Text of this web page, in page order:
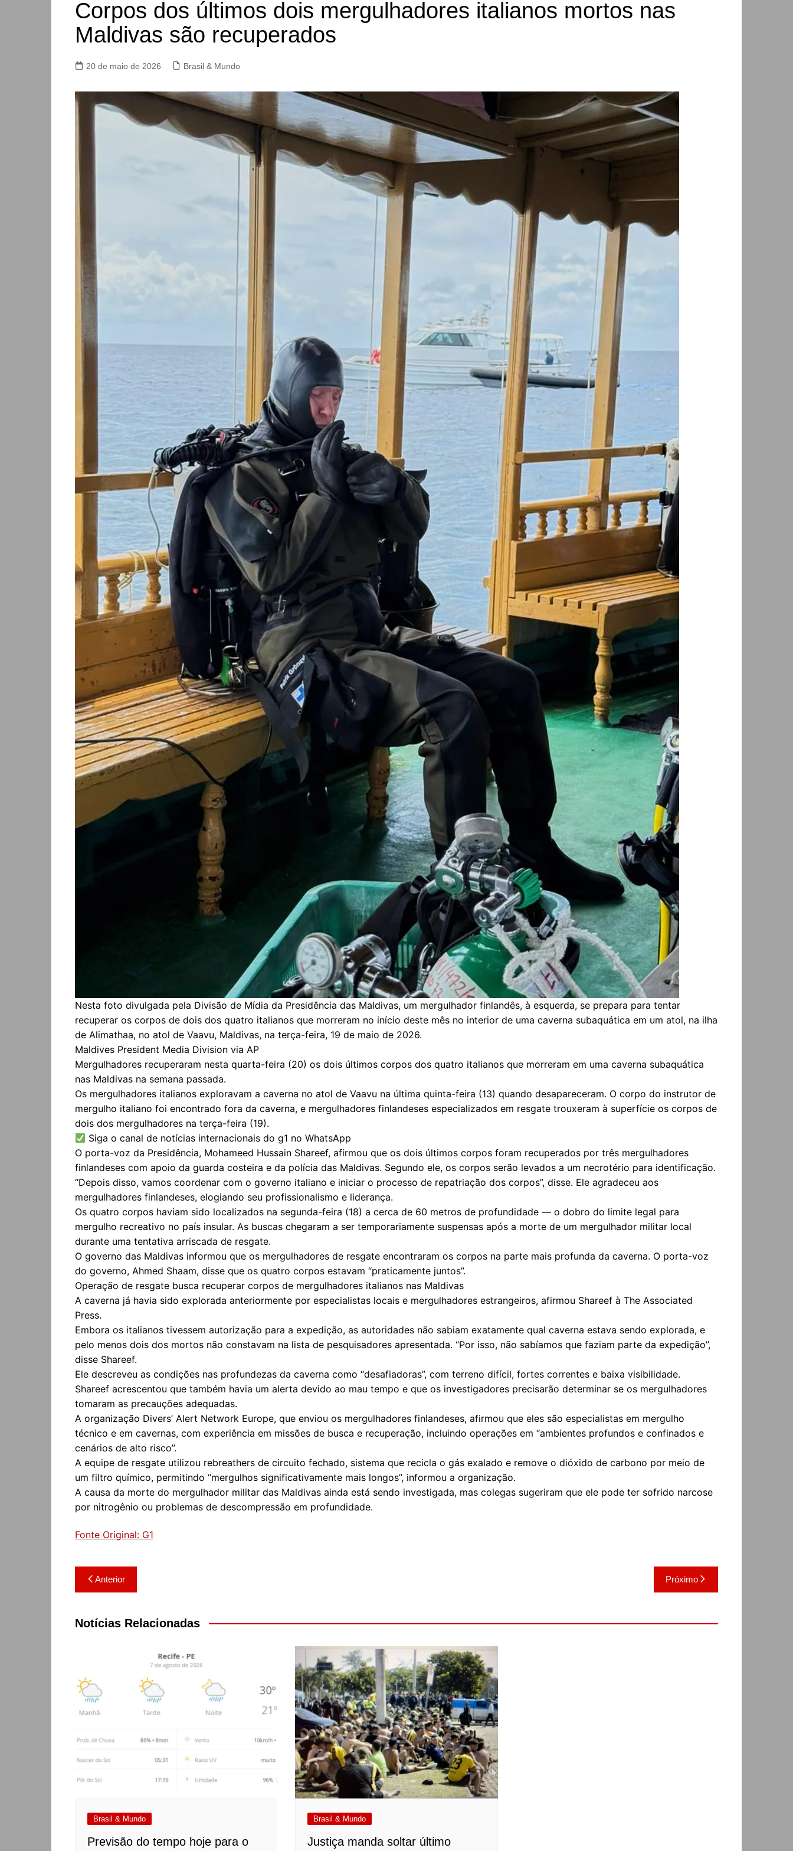
Corpos dos últimos dois mergulhadores italianos mortos nas
Maldivas são recuperados
20 de maio de 2026 Brasil & Mundo
Nesta foto divulgada pela Divisão de Mídia da Presidência das Maldivas, um mergulhador finlandês, à esquerda, se prepara para tentar
recuperar os corpos de dois dos quatro italianos que morreram no início deste mês no interior de uma caverna subaquática em um atol, na ilha
de Alimathaa, no atol de Vaavu, Maldivas, na terça-feira, 19 de maio de 2026.
Maldives President Media Division via AP
Mergulhadores recuperaram nesta quarta-feira (20) os dois últimos corpos dos quatro italianos que morreram em uma caverna subaquática
nas Maldivas na semana passada.
Os mergulhadores italianos exploravam a caverna no atol de Vaavu na última quinta-feira (13) quando desapareceram. O corpo do instrutor de
mergulho italiano foi encontrado fora da caverna, e mergulhadores finlandeses especializados em resgate trouxeram à superfície os corpos de
dois dos mergulhadores na terça-feira (19).
Siga o canal de notícias internacionais do g1 no WhatsApp
O porta-voz da Presidência, Mohameed Hussain Shareef, afirmou que os dois últimos corpos foram recuperados por três mergulhadores
finlandeses com apoio da guarda costeira e da polícia das Maldivas. Segundo ele, os corpos serão levados a um necrotério para identificação.
“Depois disso, vamos coordenar com o governo italiano e iniciar o processo de repatriação dos corpos”, disse. Ele agradeceu aos
mergulhadores finlandeses, elogiando seu profissionalismo e liderança.
Os quatro corpos haviam sido localizados na segunda-feira (18) a cerca de 60 metros de profundidade — o dobro do limite legal para
mergulho recreativo no país insular. As buscas chegaram a ser temporariamente suspensas após a morte de um mergulhador militar local
durante uma tentativa arriscada de resgate.
O governo das Maldivas informou que os mergulhadores de resgate encontraram os corpos na parte mais profunda da caverna. O porta-voz
do governo, Ahmed Shaam, disse que os quatro corpos estavam “praticamente juntos”.
Operação de resgate busca recuperar corpos de mergulhadores italianos nas Maldivas
A caverna já havia sido explorada anteriormente por especialistas locais e mergulhadores estrangeiros, afirmou Shareef à The Associated
Press.
Embora os italianos tivessem autorização para a expedição, as autoridades não sabiam exatamente qual caverna estava sendo explorada, e
pelo menos dois dos mortos não constavam na lista de pesquisadores apresentada. “Por isso, não sabíamos que faziam parte da expedição”,
disse Shareef.
Ele descreveu as condições nas profundezas da caverna como “desafiadoras”, com terreno difícil, fortes correntes e baixa visibilidade.
Shareef acrescentou que também havia um alerta devido ao mau tempo e que os investigadores precisarão determinar se os mergulhadores
tomaram as precauções adequadas.
A organização Divers’ Alert Network Europe, que enviou os mergulhadores finlandeses, afirmou que eles são especialistas em mergulho
técnico e em cavernas, com experiência em missões de busca e recuperação, incluindo operações em “ambientes profundos e confinados e
cenários de alto risco”.
A equipe de resgate utilizou rebreathers de circuito fechado, sistema que recicla o gás exalado e remove o dióxido de carbono por meio de
um filtro químico, permitindo “mergulhos significativamente mais longos”, informou a organização.
A causa da morte do mergulhador militar das Maldivas ainda está sendo investigada, mas colegas sugeriram que ele pode ter sofrido narcose
por nitrogênio ou problemas de descompressão em profundidade.
Fonte Original: G1
Navegação
de
Post
Anterior Próximo
Notícias Relacionadas
Brasil & Mundo
Previsão do tempo hoje para o
Brasil & Mundo
Justiça manda soltar último